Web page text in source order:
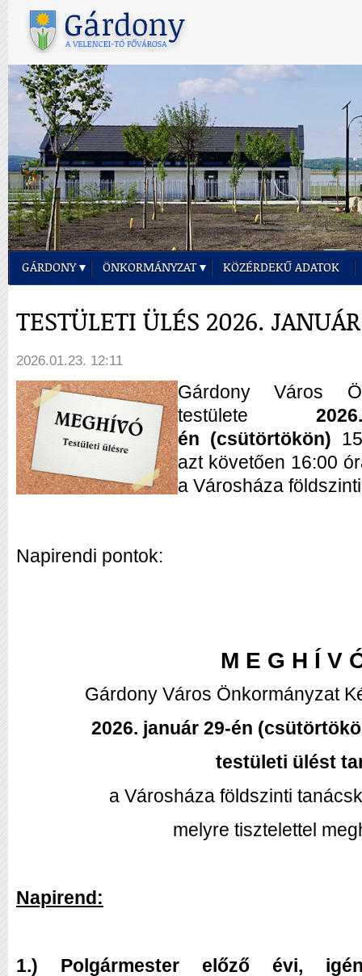
GÁRDONY ÖNKORMÁNYZAT KÖZÉRDEKŰ ADATOK
TESTÜLETI ÜLÉS 2026.
2026.01.23. 12:11
Gárdony Város
testülete
én (csütörtökön)
azt követően 16:00
a Városháza
Napirendi pontok:
M E G H Í V
Gárdony Város Önkormányzat
2026. január 29-én
testületi ülést
a Városháza földszinti
melyre tisztelettel
Napirend:
1.) Polgármester előző évi,